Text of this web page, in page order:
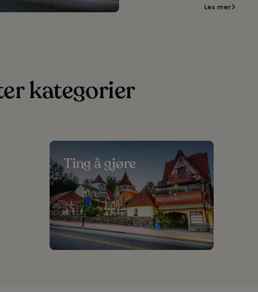
Les mer
kategorier
Ting å gjøre